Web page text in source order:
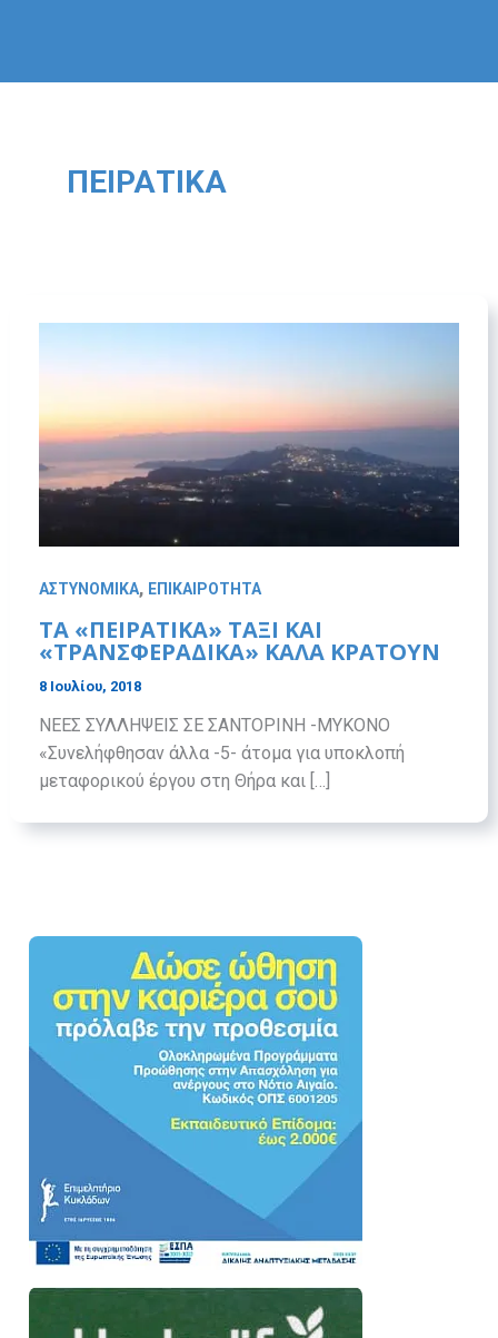
ΠΕΙΡΑΤΙΚΆ
ΑΣΤΥΝΟΜΙΚΑ, ΕΠΙΚΑΙΡΟΤΗΤΑ
ΤΑ «ΠΕΙΡΑΤΙΚΑ» ΤΑΞΙ ΚΑΙ
«ΤΡΑΝΣΦΕΡΑΔΙΚΑ» ΚΑΛΑ ΚΡΑΤΟΥΝ
8 Ιουλίου, 2018
ΝΕΕΣ ΣΥΛΛΗΨΕΙΣ ΣΕ ΣΑΝΤΟΡΙΝΗ -ΜΥΚΟΝΟ
«Συνελήφθησαν άλλα -5- άτομα για υποκλοπή
μεταφορικού έργου στη Θήρα και […]